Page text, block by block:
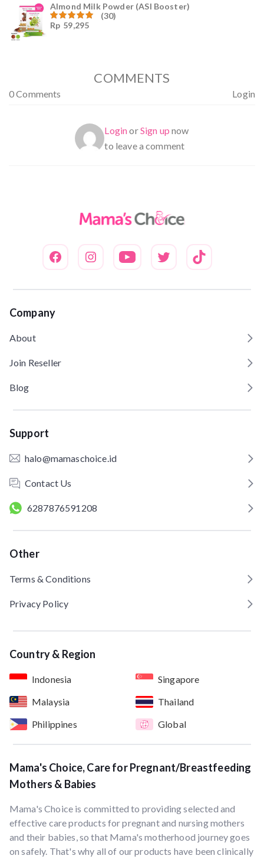
Almond Milk Powder (ASI Booster)
Dinilai5.00
(30)
Rp 59,295
COMMENTS
0 Comments Login
LoginorSign up now
to leave a comment
Company
About
Join Reseller
Blog
Support
halo@mamaschoice.id
Contact Us
6287876591208
Other
Terms & Conditions
Privacy Policy
Country & Region
Indonesia
Singapore
Malaysia
Thailand
Philippines
Global
Mama's Choice, Care for Pregnant/Breastfeeding
Mothers & Babies
Mama's Choice is committed to providing selected and
effective care products for pregnant and nursing mothers
and their babies, so that Mama's motherhood journey goes
on safely. That's why all of our products have been clinically